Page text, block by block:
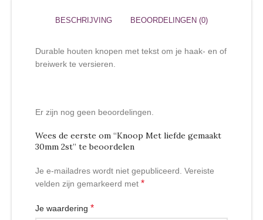
BESCHRIJVING BEOORDELINGEN (0)
Durable houten knopen met tekst om je haak- en of
breiwerk te versieren.
Er zijn nog geen beoordelingen.
Wees de eerste om “Knoop Met liefde gemaakt
30mm 2st” te beoordelen
Je e-mailadres wordt niet gepubliceerd. Vereiste
velden zijn gemarkeerd met *
Je waardering *